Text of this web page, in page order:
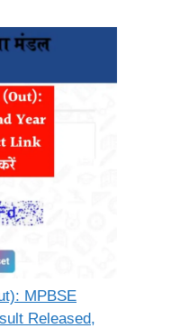
MPBSE
Released,